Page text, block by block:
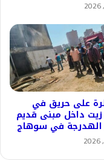
على حريق في
زيت داخل مبنى قديم
الهدرجة في سوهاج